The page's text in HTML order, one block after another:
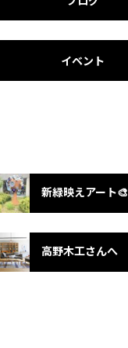
イベント
新緑映えアート🎨
高野木工さんへ